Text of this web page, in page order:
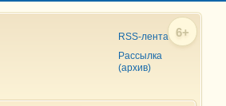
6+
RSS-лента
Рассылка
(архив)